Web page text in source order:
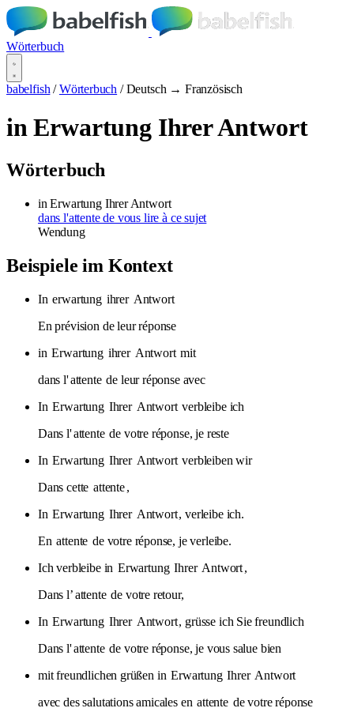
Wörterbuch
babelfish / Wörterbuch / Deutsch → Französisch
in Erwartung Ihrer Antwort
Wörterbuch
in Erwartung Ihrer Antwort
dans l'attente de vous lire à ce sujet
Wendung
Beispiele im Kontext
In erwartung ihrer Antwort
En prévision de leur réponse
in Erwartung ihrer Antwort mit
dans l'attente de leur réponse avec
In Erwartung Ihrer Antwort verbleibe ich
Dans l'attente de votre réponse, je reste
In Erwartung Ihrer Antwort verbleiben wir
Dans cette attente,
In Erwartung Ihrer Antwort, verleibe ich.
En attente de votre réponse, je verleibe.
Ich verbleibe in Erwartung Ihrer Antwort,
Dans l’attente de votre retour,
In Erwartung Ihrer Antwort, grüsse ich Sie freundlich
Dans l'attente de votre réponse, je vous salue bien
mit freundlichen grüßen in Erwartung Ihrer Antwort
avec des salutations amicales en attente de votre réponse